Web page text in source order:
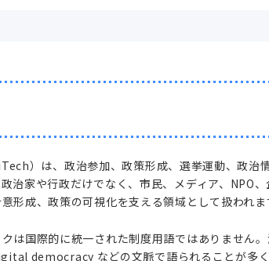
）は、政治参加、政策形成、選挙運動、政治
治家や行政だけでなく、市民、メディア、NPO
形成、政策の可視化を支える領域として扱われま
は国際的に統一された制度用語ではありませ
democracy などの文脈で語られることが多